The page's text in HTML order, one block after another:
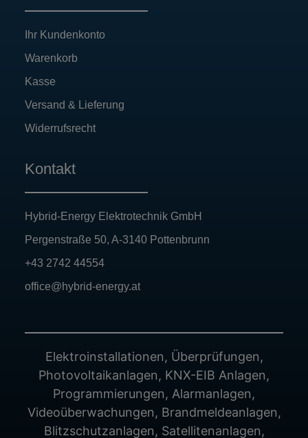
Ihr Kundenkonto
Warenkorb
Kasse
Versand & Lieferung
Widerrufsrecht
Kontakt
Hybrid-Energy Elektrotechnik GmbH
Pergenstraße 50, A-3140 Pottenbrunn
+43 2742 44554
office@hybrid-energy.at
Elektroinstallationen, Überprüfungen,
Photovoltaikanlagen, KNX-EIB Anlagen,
Programmierungen, Alarmanlagen,
Videoüberwachungen, Brandmeldeanlagen,
Blitzschutzanlagen, Satellitenanlagen,